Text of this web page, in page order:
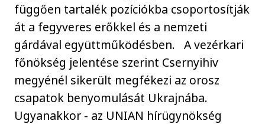
függően tartalék pozíciókba csoportosítják
át a fegyveres erőkkel és a nemzeti
gárdával együttműködésben. A vezérkari
főnökség jelentése szerint Csernyihiv
megyénél sikerült megfékezi az orosz
csapatok benyomulását Ukrajnába.
Ugyanakkor - az UNIAN hírügynökség